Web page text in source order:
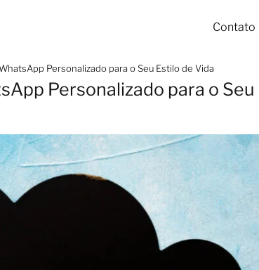
Contato
Personalizado para o Seu Estilo de Vida
Personalizado para o Seu